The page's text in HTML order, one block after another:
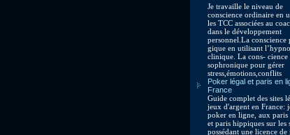
Je travaille le niveau de
conscience ordinaire en
les TCC associées au
dans le développement
personnel.La conscience
gique en utilisant
clinique. La cons- cience
sophronique pour gérer
stress,émotions,conflits
Poker légal et paris en
France
Guide complet des sites
jeux d'argent en France:
poker en ligne, aux paris
et paris hippiques sur les
possédant une licence de